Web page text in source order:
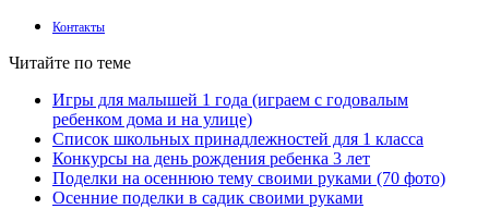
Контакты
Читайте по теме
Игры для малышей 1 года (играем с годовалым
ребенком дома и на улице)
Список школьных принадлежностей для 1 класса
Конкурсы на день рождения ребенка 3 лет
Поделки на осеннюю тему своими руками (70 фото)
Осенние поделки в садик своими руками